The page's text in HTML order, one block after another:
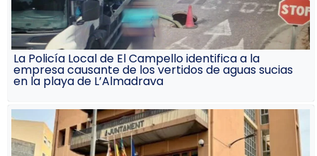
La Policía Local de El Campello identifica a la
empresa causante de los vertidos de aguas sucias
en la playa de L’Almadrava